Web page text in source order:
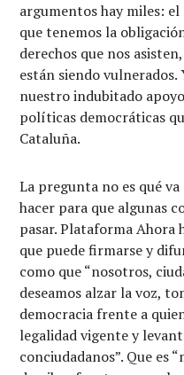
argumentos hay miles:
que tenemos la
derechos que nos
están siendo
nuestro indubitado
políticas democráticas
Cataluña.
La pregunta no es qué
hacer para que algunas
pasar. Plataforma Ahora
que puede firmarse y
como que “nosotros,
deseamos alzar la voz,
democracia frente a
legalidad vigente y
conciudadanos”. Que es